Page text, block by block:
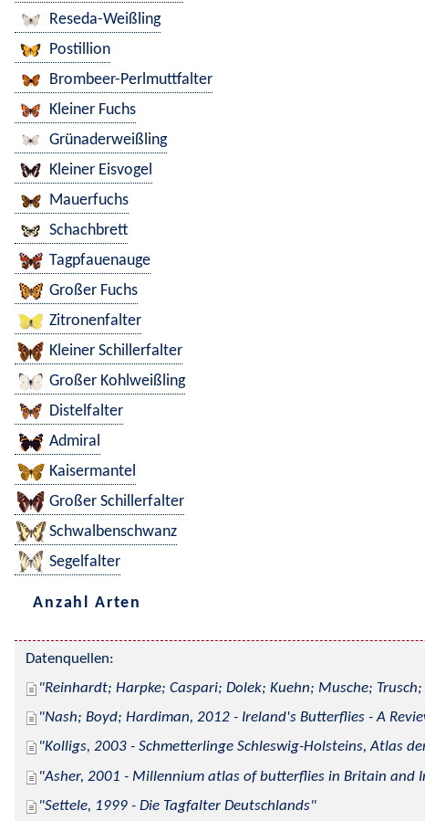
Reseda-Weißling
Postillion
Brombeer-Perlmuttfalter
Kleiner Fuchs
Grünaderweißling
Kleiner Eisvogel
Mauerfuchs
Schachbrett
Tagpfauenauge
Großer Fuchs
Zitronenfalter
Kleiner Schillerfalter
Großer Kohlweißling
Distelfalter
Admiral
Kaisermantel
Großer Schillerfalter
Schwalbenschwanz
Segelfalter
Anzahl Arten
Datenquellen:
Reinhardt; Harpke; Caspari; Dolek; Kuehn; Musche;
Nash; Boyd; Hardiman, 2012 - Ireland's Butterflies - A
Kolligs, 2003 - Schmetterlinge Schleswig-Holsteins, Atlas
Asher, 2001 - Millennium atlas of butterflies in Britain and
Settele, 1999 - Die Tagfalter Deutschlands